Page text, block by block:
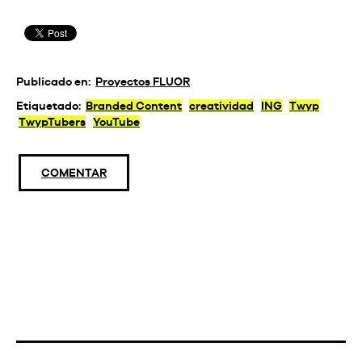
Publicado en: Proyectos FLUOR
Etiquetado: Branded Content creatividad ING Twyp
TwypTubers YouTube
COMENTAR